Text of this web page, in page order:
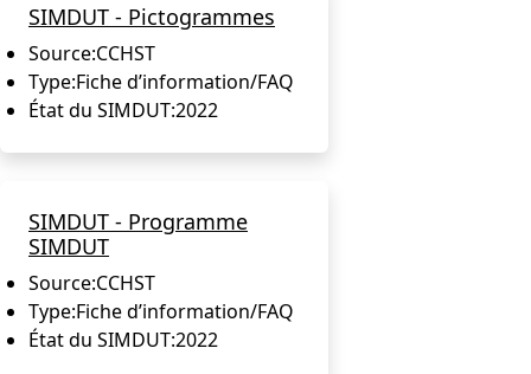
SIMDUT - Pictogrammes
Source:CCHST
Type:Fiche d’information/FAQ
État du SIMDUT:2022
SIMDUT - Programme
SIMDUT
Source:CCHST
Type:Fiche d’information/FAQ
État du SIMDUT:2022